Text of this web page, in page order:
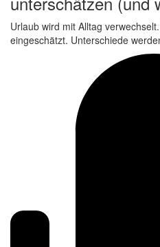
Urlaub wird mit Alltag
eingeschätzt. Unterschiede